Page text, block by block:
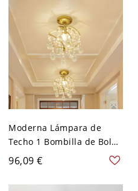
110 A 120 V
Moderna Lámpara de
Techo 1 Bombilla de Bolas
de Cristal Luminaria de
Dorado 110 A 120 V
96,09 €